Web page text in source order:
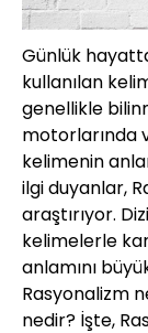
Günlük
kullanılan
genellikle
motorlarında
kelimenin
ilgi duyanlar,
araştırıyor.
kelimelerle
anlamını
Rasyonalizm
nedir? İşte,